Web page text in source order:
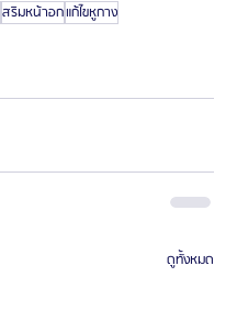
สริมหน้าอกแก้ไขหูกาง
ดูทั้งหมด